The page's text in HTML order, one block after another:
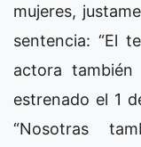
mujeres,
sentencia: “El
actora también
estrenado el 1
“Nosotras